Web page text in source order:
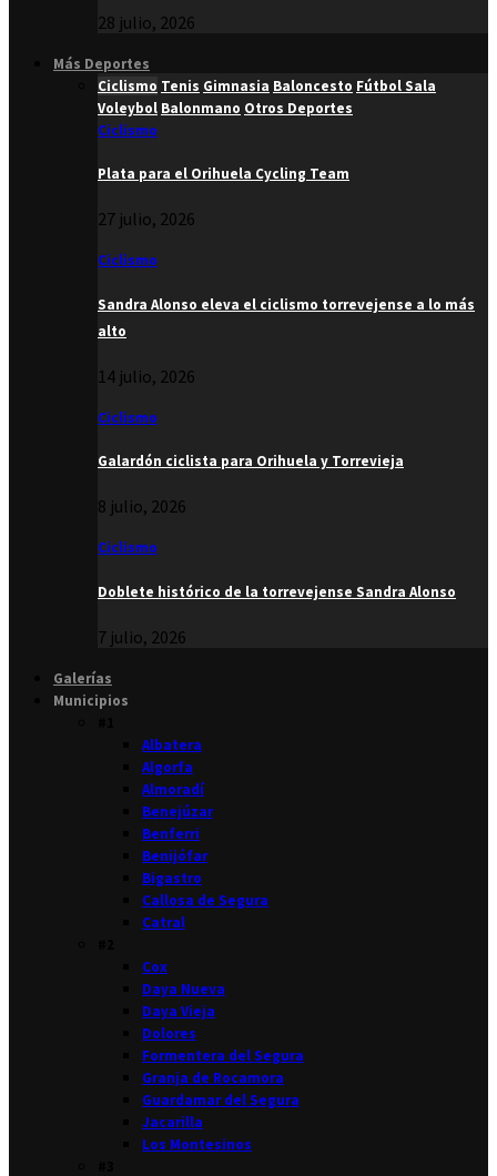
28 julio, 2026
Más Deportes
Ciclismo Tenis Gimnasia Baloncesto Fútbol Sala
Voleybol Balonmano Otros Deportes
Ciclismo
Plata para el Orihuela Cycling Team
27 julio, 2026
Ciclismo
Sandra Alonso eleva el ciclismo torrevejense a lo más
alto
14 julio, 2026
Ciclismo
Galardón ciclista para Orihuela y Torrevieja
8 julio, 2026
Ciclismo
Doblete histórico de la torrevejense Sandra Alonso
7 julio, 2026
Galerías
Municipios
Albatera
Algorfa
Almoradí
Benejúzar
Benferri
Benijófar
Bigastro
Callosa de Segura
Catral
Cox
Daya Nueva
Daya Vieja
Dolores
Formentera del Segura
Granja de Rocamora
Guardamar del Segura
Jacarilla
Los Montesinos